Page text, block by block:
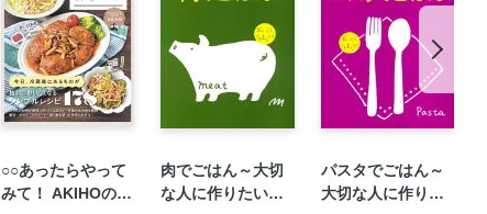
○○あったらやって
みて！ AKIHOの材
肉でごはん～大切
な人に作りたい！
パスタでごはん～
大切な人に作りた